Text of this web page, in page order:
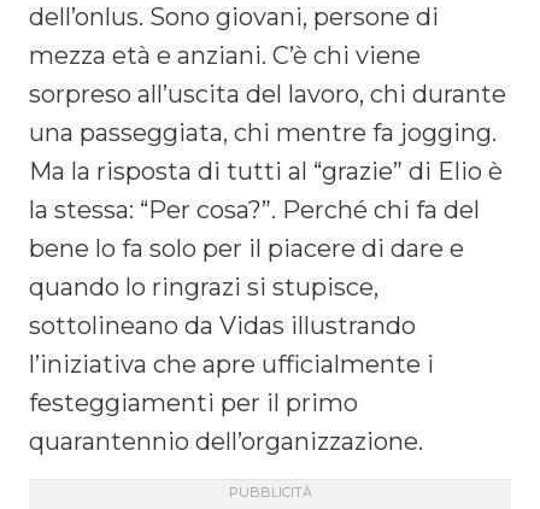
dell’onlus. Sono giovani, persone di
mezza età e anziani. C’è chi viene
sorpreso all’uscita del lavoro, chi durante
una passeggiata, chi mentre fa jogging.
Ma la risposta di tutti al “grazie” di Elio è
la stessa: “Per cosa?”. Perché chi fa del
bene lo fa solo per il piacere di dare e
quando lo ringrazi si stupisce,
sottolineano da Vidas illustrando
l’iniziativa che apre ufficialmente i
festeggiamenti per il primo
quarantennio dell’organizzazione.